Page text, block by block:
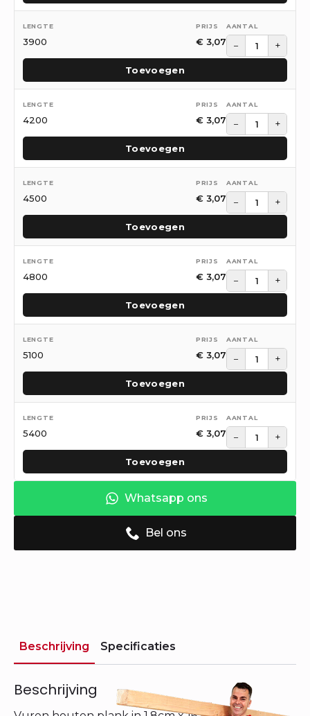
3900 € 3,07 − +
Toevoegen
4200 € 3,07 − +
Toevoegen
4500 € 3,07 − +
Toevoegen
4800 € 3,07 − +
Toevoegen
5100 € 3,07 − +
Toevoegen
5400 € 3,07 − +
Toevoegen
Whatsapp ons
Bel ons
Beschrijving Specificaties
Beschrijving